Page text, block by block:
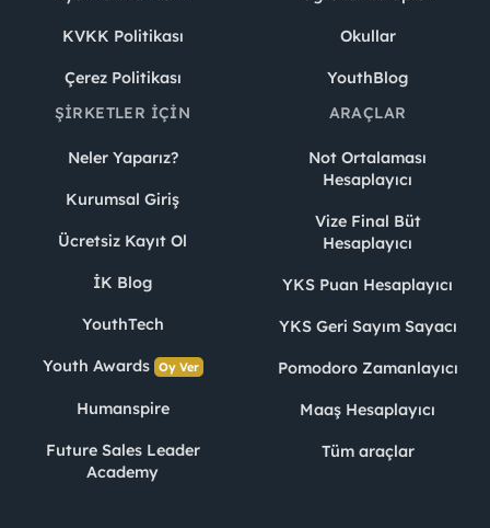
KVKK Politikası
Çerez Politikası
Okullar
YouthBlog
ŞIRKETLER İÇIN
Neler Yaparız?
Kurumsal Giriş
Ücretsiz Kayıt Ol
İK Blog
YouthTech
Youth Awards Oy Ver
Humanspire
Future Sales Leader
Academy
ARAÇLAR
Not Ortalaması
Hesaplayıcı
Vize Final Büt
Hesaplayıcı
YKS Puan Hesaplayıcı
YKS Geri Sayım Sayacı
Pomodoro Zamanlayıcı
Maaş Hesaplayıcı
Tüm araçlar